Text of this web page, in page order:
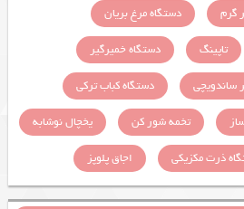
گرم
دستگاه مرغ بریان
تاپینگ
دستگاه خمیرگیر
ساندویچی
دستگاه کباب ترکی
تخمه شور کن
یخچال نوشابه
ذرت مکزیکی اجاق پلوپز